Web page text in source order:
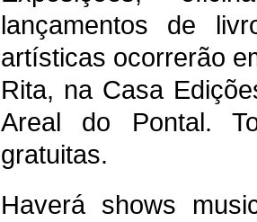
lançamentos de
artísticas ocorrerão
Rita, na Casa
Areal do Pontal.
gratuitas.
Haverá shows